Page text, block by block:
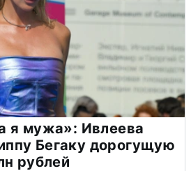
я мужа»: Ивлеева
Бегаку дорогущую
рублей